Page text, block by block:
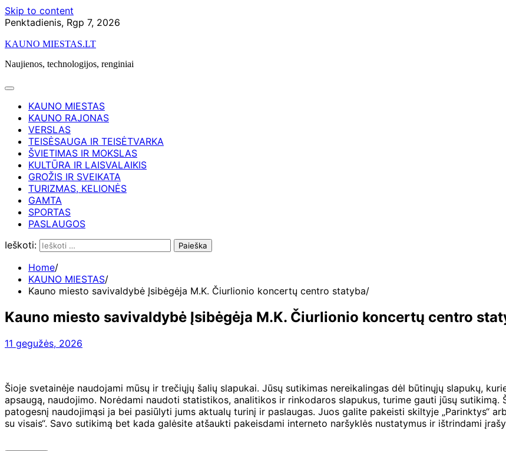
Skip to content
Penktadienis, Rgp 7, 2026
KAUNO MIESTAS.LT
Naujienos, technologijos, renginiai
KAUNO MIESTAS
KAUNO RAJONAS
VERSLAS
TEISĖSAUGA IR TEISĖTVARKA
ŠVIETIMAS IR MOKSLAS
KULTŪRA IR LAISVALAIKIS
GROŽIS IR SVEIKATA
TURIZMAS, KELIONĖS
GAMTA
SPORTAS
PASLAUGOS
Ieškoti:
Home
KAUNO MIESTAS
Kauno miesto savivaldybė Įsibėgėja M.K. Čiurlionio koncertų centro statyba
Kauno miesto savivaldybė Įsibėgėja M.K. Čiurlionio koncertų centro
11 gegužės, 2026
Šioje svetainėje naudojami mūsų ir trečiųjų šalių slapukai. Jūsų sutikimas nereikalingas dėl būtinųjų slapukų,
apsaugą, naudojimo. Norėdami naudoti statistikos, analitikos ir rinkodaros slapukus, turime gauti jūsų
patogesnį naudojimąsi ja bei pasiūlyti jums aktualų turinį ir paslaugas. Juos galite pakeisti skiltyje „Parinktys“
su visais“. Savo sutikimą bet kada galėsite atšaukti pakeisdami interneto naršyklės nustatymus ir ištrindami